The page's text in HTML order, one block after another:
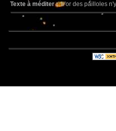
Texte à méditer :L'or des pailloles n'y